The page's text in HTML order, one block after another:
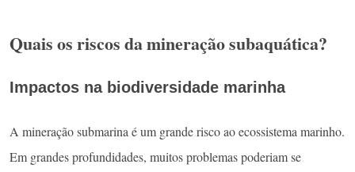
Quais os riscos da mineração subaquática?
Impactos na biodiversidade marinha
A mineração submarina é um grande risco ao ecossistema marinho.
Em grandes profundidades, muitos problemas poderiam se